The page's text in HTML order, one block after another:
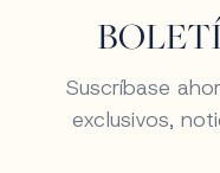
Suscríbase
exclusivos,